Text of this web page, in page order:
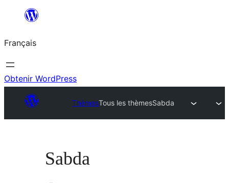
contenu
Français
Obtenir WordPress
ThèmesTous les thèmesSabda
Sabda